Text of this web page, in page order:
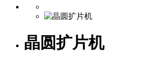
晶圆扩片机